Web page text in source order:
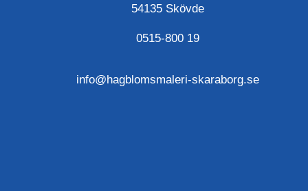
54135 Skövde
0515-800 19
info@hagblomsmaleri-skaraborg.se